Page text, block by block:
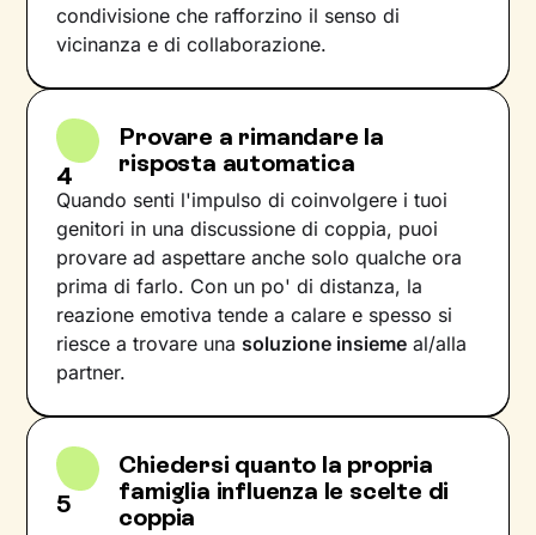
condivisione che rafforzino il senso di
vicinanza e di collaborazione.
4
Provare a rimandare la
risposta automatica
Quando senti l'impulso di coinvolgere i tuoi
genitori in una discussione di coppia, puoi
provare ad aspettare anche solo qualche ora
prima di farlo. Con un po' di distanza, la
reazione emotiva tende a calare e spesso si
riesce a trovare una soluzione insieme al/alla
partner.
5
Chiedersi quanto la propria
famiglia influenza le scelte di
coppia